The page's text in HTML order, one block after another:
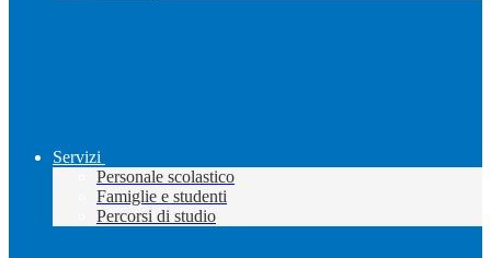
Servizi
Personale scolastico
Famiglie e studenti
Percorsi di studio